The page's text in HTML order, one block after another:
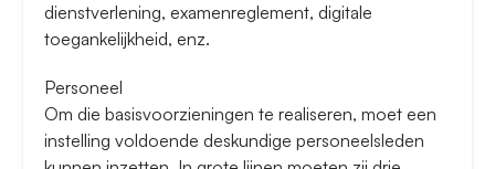
dienstverlening, examenreglement, digitale
toegankelijkheid, enz.
Personeel
Om die basisvoorzieningen te realiseren, moet een
instelling voldoende deskundige personeelsleden